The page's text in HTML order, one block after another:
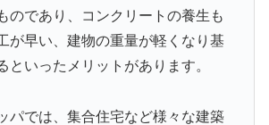
のであり、コンクリー トの養生も
が早い、建物の重量が軽くなり 基
といったメリットがあります。
パでは、集合住宅など様々な建築